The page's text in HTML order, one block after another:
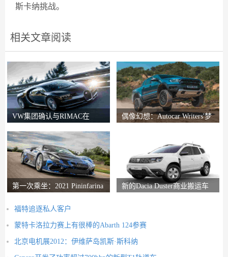
斯卡纳挑战。
相关文章阅读
VW集团确认与RIMAC在
偶像幻想：Autocar Writers'梦
第一次乘坐：2021 Pininfarina
新的Dacia Duster商业搬运车
福特追逐私人客户
蒙特卡洛拉力赛上有很棒的Abarth 124参赛
北京电机展2012：伊维萨岛凯斯·斯科纳